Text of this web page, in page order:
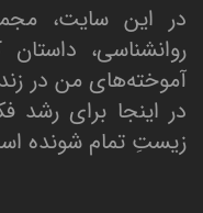
در این سایت،
روانشناسی،
آموخته‌های من در
در اینجا برای
زیستِ تمام شونده